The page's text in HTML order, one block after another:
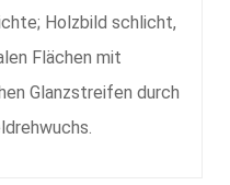
Holzbild schlicht,
Flächen mit
Glanzstreifen durch